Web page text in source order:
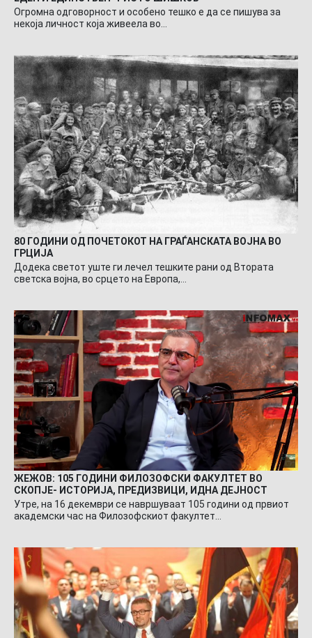
Огромна одговорност и особено тешко е да се пишува за
некоја личност која живеела во…
80 ГОДИНИ ОД ПОЧЕТОКОТ НА ГРАЃАНСКАТА ВОЈНА ВО
ГРЦИЈА
Додека светот уште ги лечел тешките рани од Втората
светска војна, во срцето на Европа,…
ЖЕЖОВ: 105 ГОДИНИ ФИЛОЗОФСКИ ФАКУЛТЕТ ВО
СКОПЈЕ- ИСТОРИЈА, ПРЕДИЗВИЦИ, ИДНА ДЕЈНОСТ
Утре, на 16 декември се навршуваат 105 години од првиот
академски час на Филозофскиот факултет…